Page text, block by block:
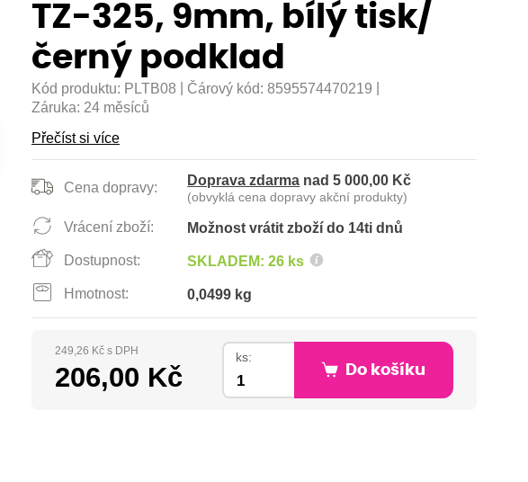
TZ-325, 9mm, bílý tisk/
černý podklad
Kód produktu: PLTB08 Čárový kód: 8595574470219
Záruka: 24 měsíců
Přečíst si více
Cena dopravy:
Doprava zdarma nad 5 000,00 Kč
(obvyklá cena dopravy akční produkty)
Vrácení zboží: Možnost vrátit zboží do 14ti dnů
Dostupnost: SKLADEM: 26 ks
Hmotnost: 0,0499 kg
249,26 Kč s DPH
206,00 Kč
ks:
Do košíku